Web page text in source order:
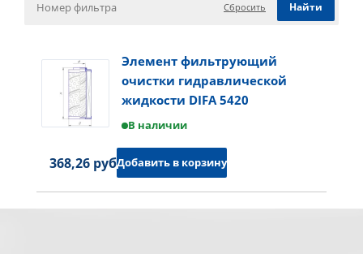
Сбросить
Элемент фильтрующий
очистки гидравлической
жидкости DIFA 5420
В наличии
368,26 руб.Добавить в корзину